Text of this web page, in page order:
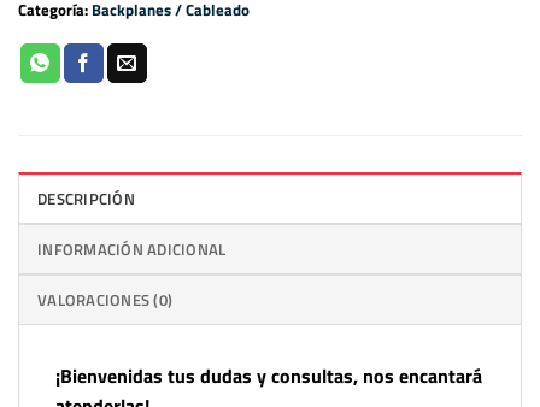
Categoría: Backplanes / Cableado
DESCRIPCIÓN
INFORMACIÓN ADICIONAL
VALORACIONES (0)
¡Bienvenidas tus dudas y consultas, nos encantará